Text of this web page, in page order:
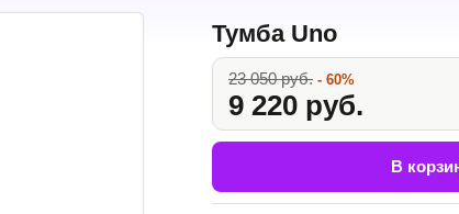
Тумба Uno
23 050 руб. - 60%
9 220 руб.
В